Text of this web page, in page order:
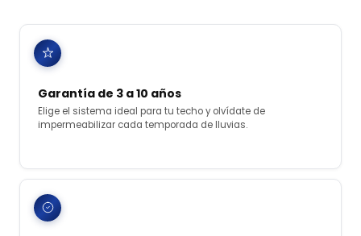
Garantía de 3 a 10 años
Elige el sistema ideal para tu techo y olvídate de
impermeabilizar cada temporada de lluvias.